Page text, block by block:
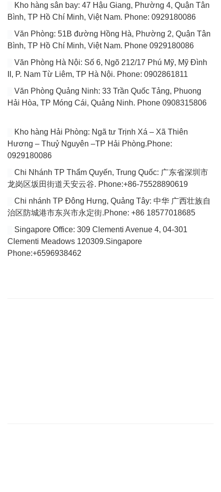
Kho hàng sân bay: 47 Hậu Giang, Phường 4, Quận Tân
Bình, TP Hồ Chí Minh, Việt Nam. Phone: 0929180086
Văn Phòng: 51B đường Hồng Hà, Phường 2, Quận Tân
Bình, TP Hồ Chí Minh, Việt Nam. Phone 0929180086
Văn Phòng Hà Nội: Số 6, Ngõ 212/17 Phú Mỹ, Mỹ Đình
II, P. Nam Từ Liêm, TP Hà Nội. Phone: 0902861811
Văn Phòng Quảng Ninh: 33 Trần Quốc Tảng, Phuong
Hải Hòa, TP Móng Cái, Quảng Ninh. Phone 0908315806
Kho hàng Hải Phòng: Ngã tư Trịnh Xá – Xã Thiên
Hương – Thuỷ Nguyên –TP Hải Phòng.Phone:
0929180086
Chi Nhánh TP Thẩm Quyến, Trung Quốc: 广东省深圳市
龙岗区坂田街道天安云谷. Phone:+86-75528890619
Chi nhánh TP Đông Hưng, Quảng Tây: 中华 广西壮族自
治区防城港市东兴市永定街.Phone: +86 18577018685
Singapore Office: 309 Clementi Avenue 4, 04-301
Clementi Meadows 120309.Singapore
Phone:+6596938462